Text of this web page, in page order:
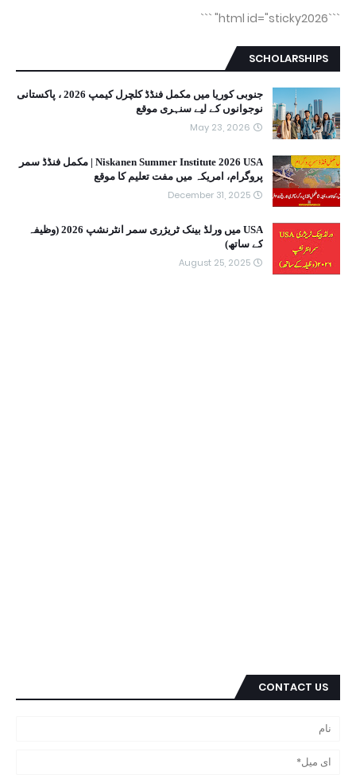
```html id="sticky2026"
```
SCHOLARSHIPS
جنوبی کوریا میں مکمل فنڈڈ کلچرل کیمپ 2026 ، پاکستانی
نوجوانوں کے لیے سنہری موقع
May 23, 2026
Niskanen Summer Institute 2026 USA | مکمل فنڈڈ سمر
پروگرام، امریکہ میں مفت تعلیم کا موقع
December 31, 2025
USA میں ورلڈ بینک ٹریژری سمر انٹرنشپ 2026 (وظیفہ
کے ساتھ)
August 25, 2025
CONTACT US